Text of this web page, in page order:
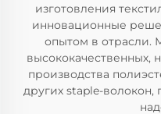
изготовления
инновационные
опытом в отрасли.
высококачественных,
производства
других staple-волокон,